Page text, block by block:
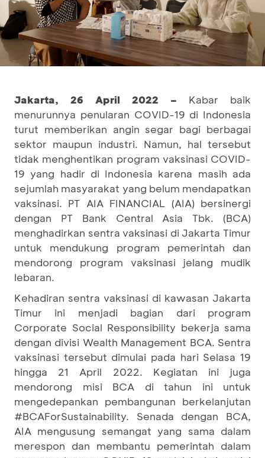
Jakarta, 26 April 2022 – Kabar baik
menurunnya penularan COVID-19 di Indonesia
turut memberikan angin segar bagi berbagai
sektor maupun industri. Namun, hal tersebut
tidak menghentikan program vaksinasi COVID-
19 yang hadir di Indonesia karena masih ada
sejumlah masyarakat yang belum mendapatkan
vaksinasi. PT AIA FINANCIAL (AIA) bersinergi
dengan PT Bank Central Asia Tbk. (BCA)
menghadirkan sentra vaksinasi di Jakarta Timur
untuk mendukung program pemerintah dan
mendorong program vaksinasi jelang mudik
lebaran.
Kehadiran sentra vaksinasi di kawasan Jakarta
Timur ini menjadi bagian dari program
Corporate Social Responsibility bekerja sama
dengan divisi Wealth Management BCA. Sentra
vaksinasi tersebut dimulai pada hari Selasa 19
hingga 21 April 2022. Kegiatan ini juga
mendorong misi BCA di tahun ini untuk
mengedepankan pembangunan berkelanjutan
#BCAForSustainability. Senada dengan BCA,
AIA mengusung semangat yang sama dalam
merespon dan membantu pemerintah dalam